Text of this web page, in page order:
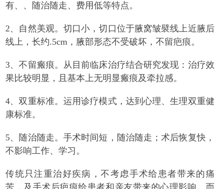
有、、随治随走、费用低等特点。
2、自然美观。切口小，切口位于腋窝皱襞线上近腋后
线上，长约.5cm，腋部形态不受破坏，不留疤痕。
3、不留瘢痕。从目前临床治疗结合研究发现：治疗效
果比较明显，且基本上无明显瘢痕及牵拉感。
4、双重标准。运用诊疗模式，达到心理、生理双重健
康标准。
5、随治随走。手术时间短，随治随走；术后恢复快，
不影响工作、学习。
传统只注重治好疾病，不考虑手术给患者带来的痛